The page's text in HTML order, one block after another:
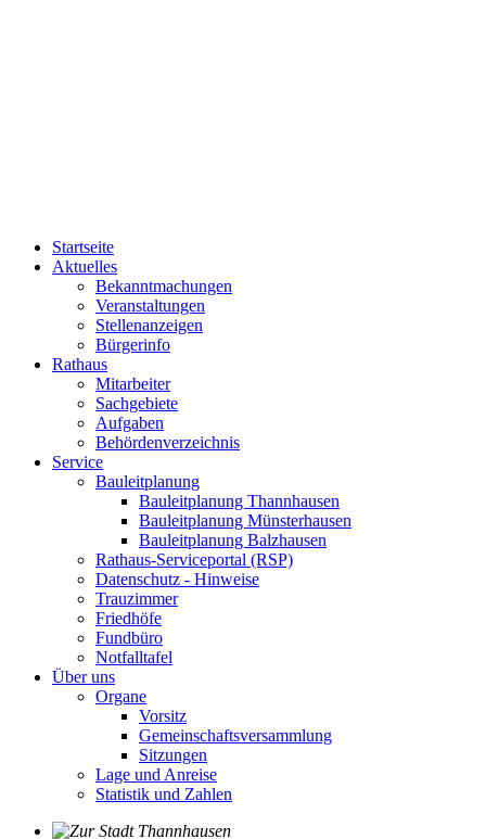
Startseite
Aktuelles
Bekanntmachungen
Veranstaltungen
Stellenanzeigen
Bürgerinfo
Rathaus
Mitarbeiter
Sachgebiete
Aufgaben
Behördenverzeichnis
Service
Bauleitplanung
Bauleitplanung Thannhausen
Bauleitplanung Münsterhausen
Bauleitplanung Balzhausen
Rathaus-Serviceportal (RSP)
Datenschutz - Hinweise
Trauzimmer
Friedhöfe
Fundbüro
Notfalltafel
Über uns
Organe
Vorsitz
Gemeinschaftsversammlung
Sitzungen
Lage und Anreise
Statistik und Zahlen